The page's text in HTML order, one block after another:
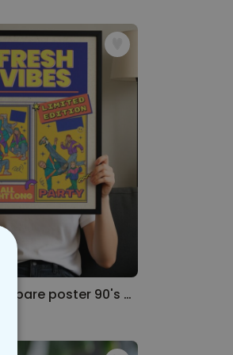
Personaliseerbare poster 90's party met foto's en tekst